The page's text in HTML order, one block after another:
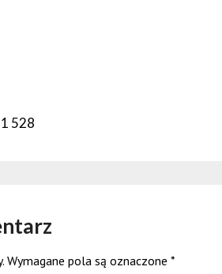
1 528
Wymagane pola są oznaczone *